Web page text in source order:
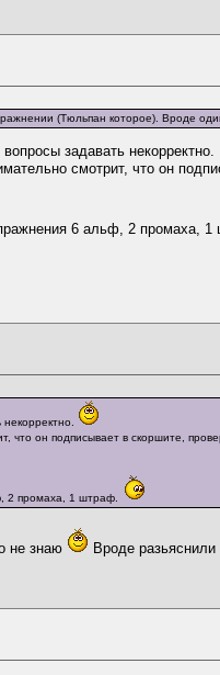
(Тюльпан которое). Вроде
задавать некорректно.
смотрит, что он
6 альф, 2 промаха, 1
он подписывает в скоршите,
2 промаха, 1 штраф.
не знаю Вроде разьяснили